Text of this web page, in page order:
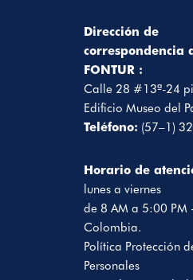
Dirección de
correspondencia
FONTUR :
Calle 28 #13ª-24
Edificio Museo del
Teléfono: (57–1)
Horario de
lunes a viernes
de 8 AM a 5:00 PM
Colombia.
Política Protección
Personales